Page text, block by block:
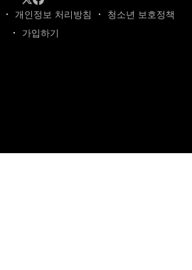
개인정보 처리방침
청소년 보호정책
가입하기